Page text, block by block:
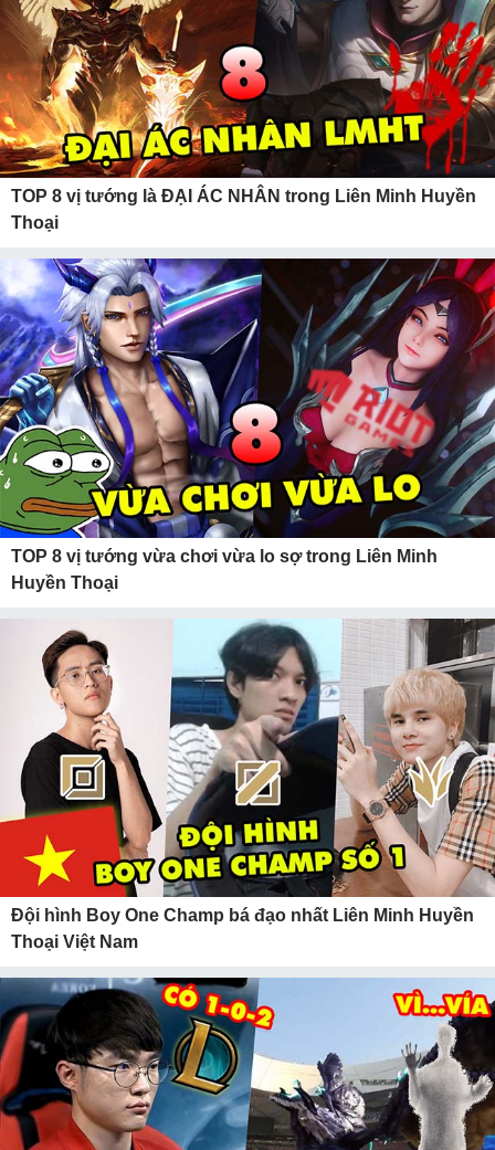
TOP 8 vị tướng là ĐẠI ÁC NHÂN trong Liên Minh Huyền
Thoại
TOP 8 vị tướng vừa chơi vừa lo sợ trong Liên Minh
Huyền Thoại
Đội hình Boy One Champ bá đạo nhất Liên Minh Huyền
Thoại Việt Nam